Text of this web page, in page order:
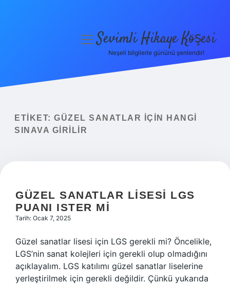
Yasal Uyarı
menüyüSevimli Hikaye Köşesi
Neşeli bilgilerle gününü şenlendir!
ETIKET: GÜZEL SANATLAR IÇIN HANGI
SINAVA GIRILIR
GÜZEL SANATLAR LISESI LGS
PUANI ISTER MI
Tarih: Ocak 7, 2025
Güzel sanatlar lisesi için LGS gerekli mi? Öncelikle,
LGS’nin sanat kolejleri için gerekli olup olmadığını
açıklayalım. LGS katılımı güzel sanatlar liselerine
yerleştirilmek için gerekli değildir. Çünkü yukarıda